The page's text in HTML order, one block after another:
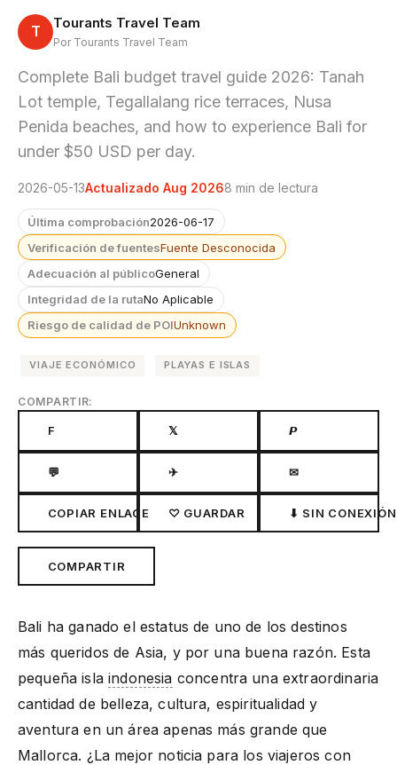
T Tourants Travel Team
Por Tourants Travel Team
Complete Bali budget travel guide 2026: Tanah
Lot temple, Tegallalang rice terraces, Nusa
Penida beaches, and how to experience Bali for
under $50 USD per day.
2026-05-13Actualizado Aug 20268 min de lectura
Última comprobación2026-06-17
Verificación de fuentesFuente Desconocida
Adecuación al públicoGeneral
Integridad de la rutaNo Aplicable
Riesgo de calidad de POIUnknown
VIAJE ECONÓMICO PLAYAS E ISLAS
COMPARTIR:
F 𝕏 𝙋
💬 ✈ ✉
COPIAR ENLACE ♡ GUARDAR ⬇ SIN CONEXIÓN
COMPARTIR
Bali ha ganado el estatus de uno de los destinos
más queridos de Asia, y por una buena razón. Esta
pequeña islaindonesia concentra una extraordinaria
cantidad de belleza, cultura, espiritualidad y
aventura en un área apenas más grande que
Mallorca. ¿La mejor noticia para los viajeros con